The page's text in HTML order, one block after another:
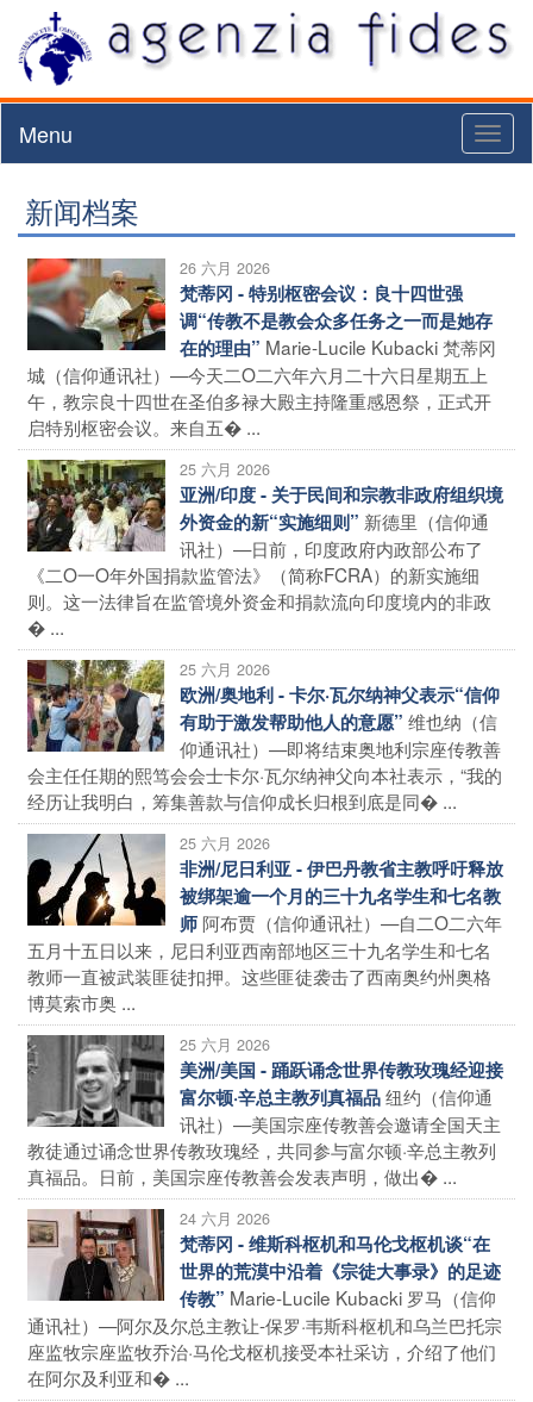
Menu
新闻档案
26 六月 2026
梵蒂冈 - 特别枢密会议：良十四世强
调“传教不是教会众多任务之一而是她存
在的理由” Marie-Lucile Kubacki 梵蒂冈
城（信仰通讯社）—今天二O二六年六月二十六日星期五上
午，教宗良十四世在圣伯多禄大殿主持隆重感恩祭，正式开
启特别枢密会议。来自五� ...
25 六月 2026
亚洲/印度 - 关于民间和宗教非政府组织境
外资金的新“实施细则” 新德里（信仰通
讯社）—日前，印度政府内政部公布了
《二O一O年外国捐款监管法》（简称FCRA）的新实施细
则。这一法律旨在监管境外资金和捐款流向印度境内的非政
� ...
25 六月 2026
欧洲/奥地利 - 卡尔·瓦尔纳神父表示“信仰
有助于激发帮助他人的意愿” 维也纳（信
仰通讯社）—即将结束奥地利宗座传教善
会主任任期的熙笃会会士卡尔·瓦尔纳神父向本社表示，“我的
经历让我明白，筹集善款与信仰成长归根到底是同� ...
25 六月 2026
非洲/尼日利亚 - 伊巴丹教省主教呼吁释放
被绑架逾一个月的三十九名学生和七名教
师阿布贾（信仰通讯社）—自二O二六年
五月十五日以来，尼日利亚西南部地区三十九名学生和七名
教师一直被武装匪徒扣押。这些匪徒袭击了西南奥约州奥格
博莫索市奥 ...
25 六月 2026
美洲/美国 - 踊跃诵念世界传教玫瑰经迎接
富尔顿·辛总主教列真福品纽约（信仰通
讯社）—美国宗座传教善会邀请全国天主
教徒通过诵念世界传教玫瑰经，共同参与富尔顿·辛总主教列
真福品。日前，美国宗座传教善会发表声明，做出� ...
24 六月 2026
梵蒂冈 - 维斯科枢机和马伦戈枢机谈“在
世界的荒漠中沿着《宗徒大事录》的足迹
传教” Marie-Lucile Kubacki 罗马（信仰
通讯社）—阿尔及尔总主教让-保罗·韦斯科枢机和乌兰巴托宗
座监牧宗座监牧乔治·马伦戈枢机接受本社采访，介绍了他们
在阿尔及利亚和� ...